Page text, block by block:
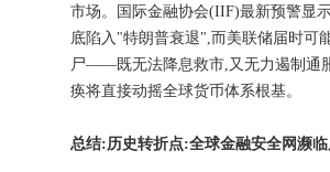
市场。国际金融协会(IIF)最新预警显
底陷入"特朗普衰退",而美联储届时可
尸——既无法降息救市,又无力遏制通
痪将直接动摇全球货币体系根基。
总结:历史转折点:全球金融安全网濒